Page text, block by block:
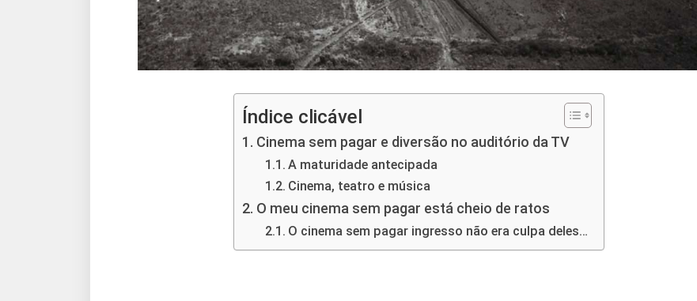
Índice clicável
Cinema sem pagar e diversão no auditório da TV
A maturidade antecipada
Cinema, teatro e música
O meu cinema sem pagar está cheio de ratos
O cinema sem pagar ingresso não era culpa deles…